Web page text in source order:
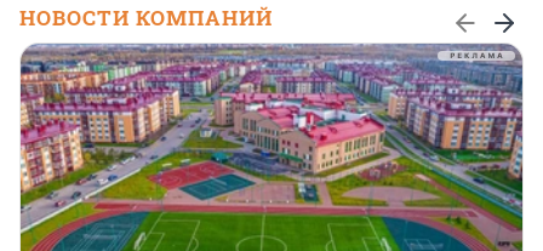
НОВОСТИ КОМПАНИЙ